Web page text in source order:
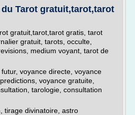
Tarot gratuit,tarot,tarot
gratuit,tarot,tarot gratis, tarot
gratuit, tarots, occulte,
medium voyant, tarot de
voyance directe, voyance
voyance gratuite,
tarologie, consultation
tirage divinatoire, astro